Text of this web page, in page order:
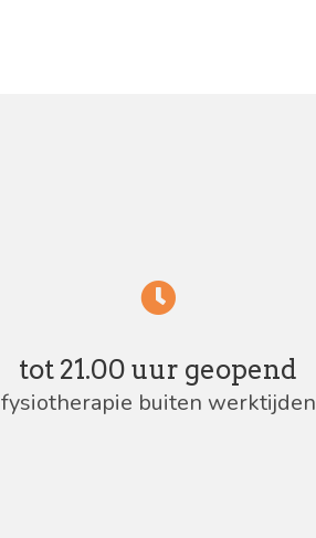
tot 21.00 uur geopend
fysiotherapie buiten werktijden